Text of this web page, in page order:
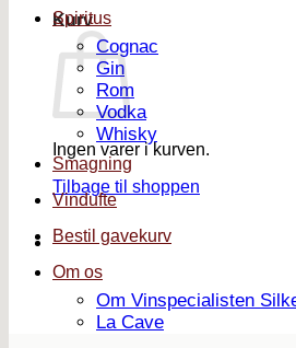
Kurv
Ingen varer i kurven.
Tilbage til shoppen
Spiritus
Cognac
Gin
Rom
Vodka
Whisky
Smagning
Vindufte
Bestil gavekurv
Om os
Om Vinspecialisten
La Cave